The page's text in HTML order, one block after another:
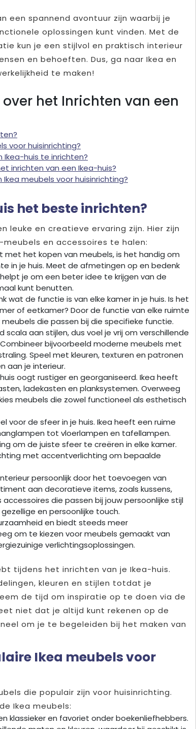
een spannend avontuur zijn waarbij je
oplossingen kunt vinden. Met de
kun je een stijlvol en praktisch interieur
en behoeften. Dus, ga naar Ikea en
te maken!
het Inrichten van een
voor huisinrichting?
Ikea-huis te inrichten?
inrichten van een Ikea-huis?
meubels voor huisinrichting?
het beste inrichten?
leuke en creatieve ervaring zijn. Hier zijn
en accessoires te halen:
het kopen van meubels, is het handig om
in je huis. Meet de afmetingen op en bedenk
je om een beter idee te krijgen van de
kunt benutten.
wat de functie is van elke kamer in je huis. Is het
of eetkamer? Door de functie van elke ruimte
die passen bij die specifieke functie.
aan stijlen, dus voel je vrij om verschillende
bijvoorbeeld moderne meubels met
Speel met kleuren, texturen en patronen
aan je interieur.
oogt rustiger en georganiseerd. Ikea heeft
ladekasten en planksystemen. Overweeg
meubels die zowel functioneel als esthetisch
voor de sfeer in je huis. Ikea heeft een ruime
tot vloerlampen en tafellampen.
om de juiste sfeer te creëren in elke kamer.
met accentverlichting om bepaalde
persoonlijk door het toevoegen van
aan decoratieve items, zoals kussens,
die passen bij jouw persoonlijke stijl
en persoonlijke touch.
en biedt steeds meer
om te kiezen voor meubels gemaakt van
verlichtingsoplossingen.
tijdens het inrichten van je Ikea-huis.
kleuren en stijlen totdat je
de tijd om inspiratie op te doen via de
niet dat je altijd kunt rekenen op de
om je te begeleiden bij het maken van
Ikea meubels voor
die populair zijn voor huisinrichting.
Ikea meubels:
klassieker en favoriet onder boekenliefhebbers.